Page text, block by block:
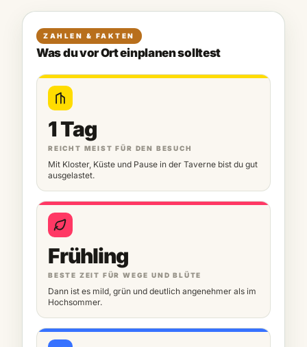
ZAHLEN & FAKTEN
Was du vor Ort einplanen solltest
1 Tag
REICHT MEIST FÜR DEN BESUCH
Mit Kloster, Küste und Pause in der Taverne bist du gut
ausgelastet.
Frühling
BESTE ZEIT FÜR WEGE UND BLÜTE
Dann ist es mild, grün und deutlich angenehmer als im
Hochsommer.